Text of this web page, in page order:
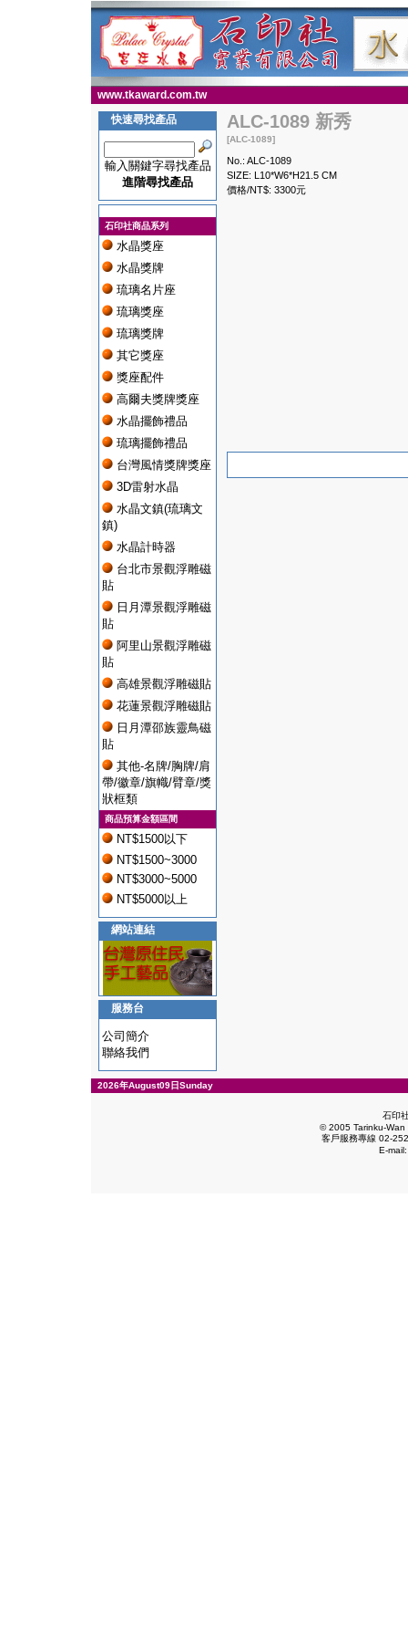
www.tkaward.com.tw
快速尋找產品
輸入關鍵字尋找產品
進階尋找產品
石印社商品系列
水晶獎座
水晶獎牌
琉璃名片座
琉璃獎座
琉璃獎牌
其它獎座
獎座配件
高爾夫獎牌獎座
水晶擺飾禮品
琉璃擺飾禮品
台灣風情獎牌獎座
3D雷射水晶
水晶文鎮(琉璃文
鎮)
水晶計時器
台北市景觀浮雕磁
貼
日月潭景觀浮雕磁
貼
阿里山景觀浮雕磁
貼
高雄景觀浮雕磁貼
花蓮景觀浮雕磁貼
日月潭邵族靈鳥磁
貼
其他-名牌/胸牌/肩
帶/徽章/旗幟/臂章/獎
狀框類
商品預算金額區間
NT$1500以下
NT$1500~3000
NT$3000~5000
NT$5000以上
網站連結
服務台
公司簡介
聯絡我們
ALC-1089 新秀
[ALC-1089]
No.: ALC-1089
SIZE: L10*W6*H21.5 CM
價格/NT$: 3300元
2026年August09日Sunday
石印
© 2005 Tarinku-Wan
客戶服務專線 02-
E-